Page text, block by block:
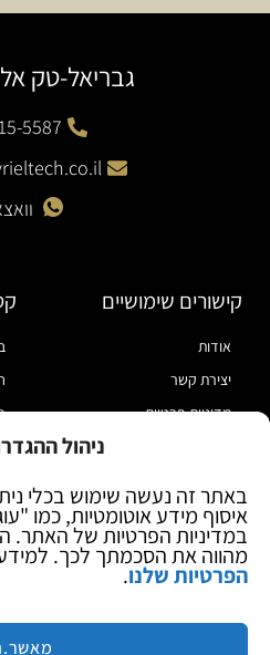
ניהול
באתר זה נעשה שימוש בכלי
איסוף מידע אוטומטיות, כמו
במדיניות הפרטיות של
מהווה את הסכמתך לכך. למידע
הפרטיות שלנו.
גבריאל-טק
5587
קישורים שימושיים
אודות
יצירת קשר
מדיניות פרטיות
בלוג